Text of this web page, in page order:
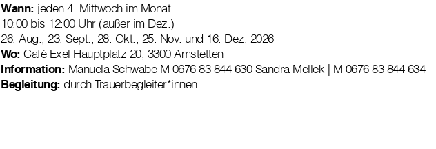
Wann: jeden 4. Mittwoch im Monat
10:00 bis 12:00 Uhr (außer im Dez.)
26. Aug., 23. Sept., 28. Okt., 25. Nov. und 16. Dez. 2026
Wo: Café Exel Hauptplatz 20, 3300 Amstetten
Information: Manuela Schwabe M 0676 83 844 630 Sandra Mellek | M 0676 83 844 634
Begleitung: durch Trauerbegleiter*innen